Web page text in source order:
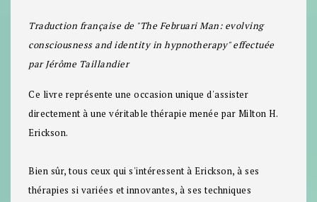
Traduction française de "The Februari Man: evolving
consciousness and identity in hypnotherapy" effectuée
par Jérôme Taillandier
Ce livre représente une occasion unique d'assister
directement à une véritable thérapie menée par Milton H.
Erickson.
Bien sûr, tous ceux qui s'intéressent à Erickson, à ses
thérapies si variées et innovantes, à ses techniques